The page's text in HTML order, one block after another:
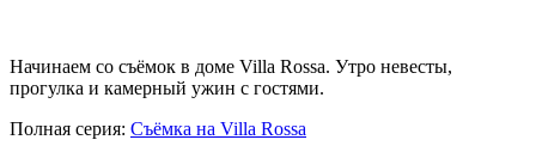
Начинаем со съёмок в доме Villa Rossa. Утро невесты,
прогулка и камерный ужин с гостями.
Полная серия: Съёмка на Villa Rossa